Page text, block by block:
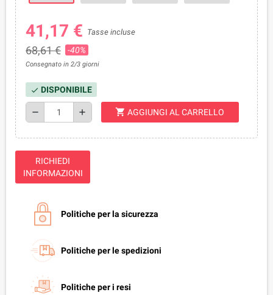
41,17 € Tasse incluse
68,61 € -40%
Consegnato in 2/3 giorni
check DISPONIBILE
remove add shopping_cart AGGIUNGI AL CARRELLO
RICHIEDI
INFORMAZIONI
Politiche per la sicurezza
Politiche per le spedizioni
Politiche per i resi